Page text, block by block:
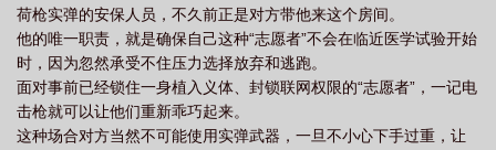
荷枪实弹的安保人员，不久前正是对方带他来这个房间。
他的唯一职责，就是确保自己这种“志愿者”不会在临近医学试验开始
时，因为忽然承受不住压力选择放弃和逃跑。
面对事前已经锁住一身植入义体、封锁联网权限的“志愿者”，一记电
击枪就可以让他们重新乖巧起来。
这种场合对方当然不可能使用实弹武器，一旦不小心下手过重，让